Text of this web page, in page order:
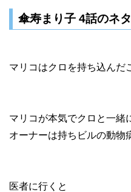
傘寿まり子 4話のネ
マリコはクロを持ち込んだ
マリコが本気でクロと一緒
オーナーは持ちビルの動物
医者に行くと